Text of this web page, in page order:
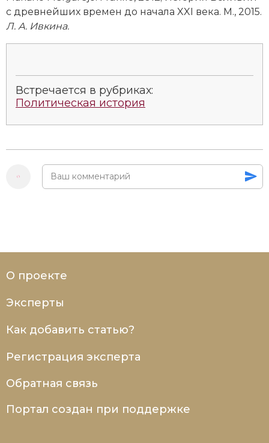
с древнейших времен до начала XXI века. М., 2015.
Л. А. Ивкина.
Встречается в рубриках:
Политическая история
О проекте
Эксперты
Как добавить статью?
Регистрация эксперта
Обратная связь
Портал создан при поддержке